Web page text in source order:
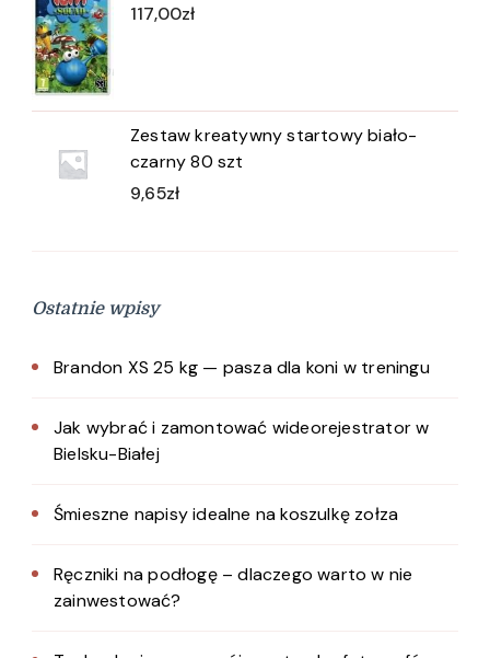
117,00zł
Zestaw kreatywny startowy biało-
czarny 80 szt
9,65zł
Ostatnie wpisy
Brandon XS 25 kg — pasza dla koni w treningu
Jak wybrać i zamontować wideorejestrator w
Bielsku-Białej
Śmieszne napisy idealne na koszulkę zołza
Ręczniki na podłogę – dlaczego warto w nie
zainwestować?